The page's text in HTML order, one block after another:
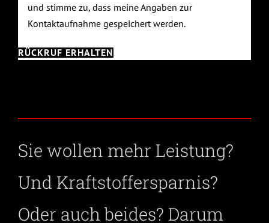
und stimme zu, dass meine Angaben zur
Kontaktaufnahme gespeichert werden.
Sie wollen mehr Leistung?
Und Kraftstoffersparnis?
Oder auch beides? Darum